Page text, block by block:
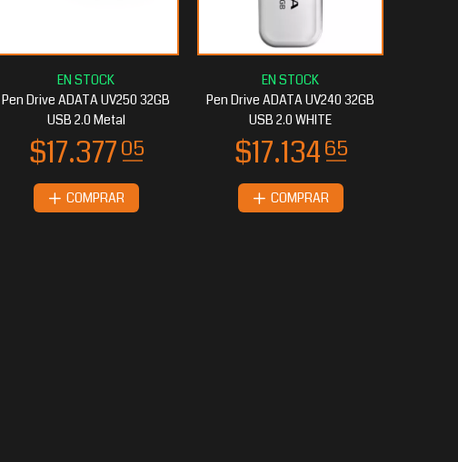
Pen Drive ADATA UV250 32GB
USB 2.0 Metal
COMPRAR
Pen Drive ADATA UV240 32GB
USB 2.0 WHITE
COMPRAR